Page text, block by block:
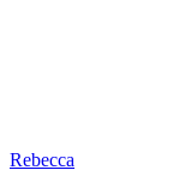
Rebecca